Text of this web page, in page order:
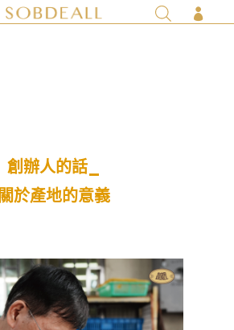

創辦人的話_
關於產地的意義